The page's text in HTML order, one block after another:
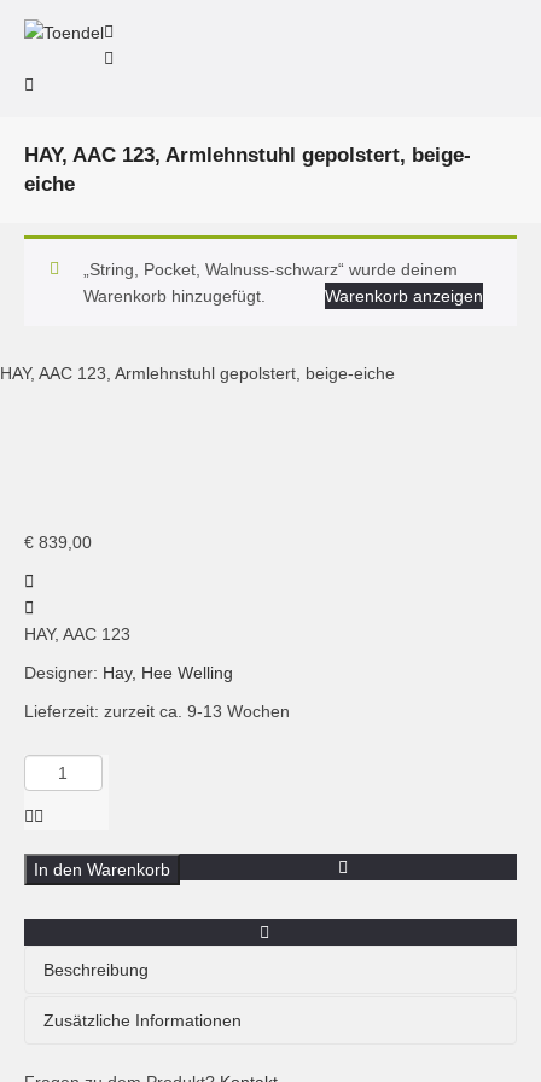
HAY, AAC 123, Armlehnstuhl gepolstert, beige-
eiche
„String, Pocket, Walnuss-schwarz“ wurde deinem
Warenkorb hinzugefügt.
Warenkorb anzeigen
HAY, AAC 123, Armlehnstuhl gepolstert, beige-eiche
€ 839,00
HAY, AAC 123
Designer: Hay, Hee Welling
Lieferzeit: zurzeit ca. 9-13 Wochen
Menge
HAY,
AAC
Armlehnstuhl
gepolstert,
In den Warenkorb
Beschreibung
AAC 123 gepolsterter Stuhl mit hoher Lehne und
Zusätzliche Informationen